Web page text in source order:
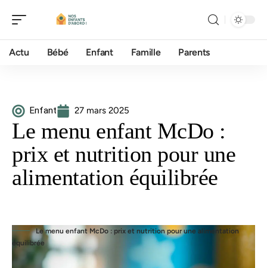
Actu Bébé Enfant Famille Parents
Enfant 27 mars 2025
Le menu enfant McDo :
prix et nutrition pour une
alimentation équilibrée
Le menu enfant McDo : prix et nutrition pour une alimentation
équilibrée